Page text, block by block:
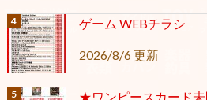
ゲーム WEBチラシ
2026/8/6 更新
★ワンピースカード